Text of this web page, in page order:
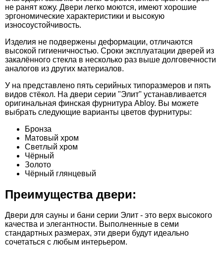
не ранят кожу. Двери легко моются, имеют хорошие
эргономические характеристики и высокую
износоустойчивость.
Изделия не подвержены деформации, отличаются
высокой гигиеничностью. Сроки эксплуатации дверей из
закалённого стекла в несколько раз выше долговечности
аналогов из других материалов.
У на представлено пять серийных типоразмеров и пять
видов стёкол. На двери серии "Элит" устанавливается
оригинальная финская фурнитура Abloy. Вы можете
выбрать следующие варианты цветов фурнитуры:
Бронза
Матовый хром
Светлый хром
Чёрный
Золото
Чёрный глянцевый
Преимущества двери:
Двери для сауны и бани серии Элит - это верх высокого
качества и элегантности. Выполненные в семи
стандартных размерах, эти двери будут идеально
сочетаться с любым интерьером.